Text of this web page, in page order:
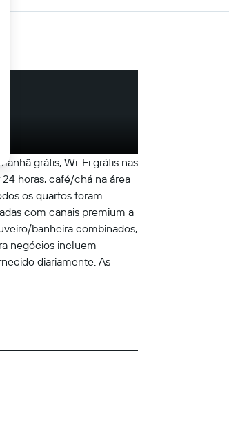
grátis, Wi-Fi grátis nas
horas, café/chá na área
os quartos foram
com canais premium a
banheira combinados,
negócios incluem
diariamente. As